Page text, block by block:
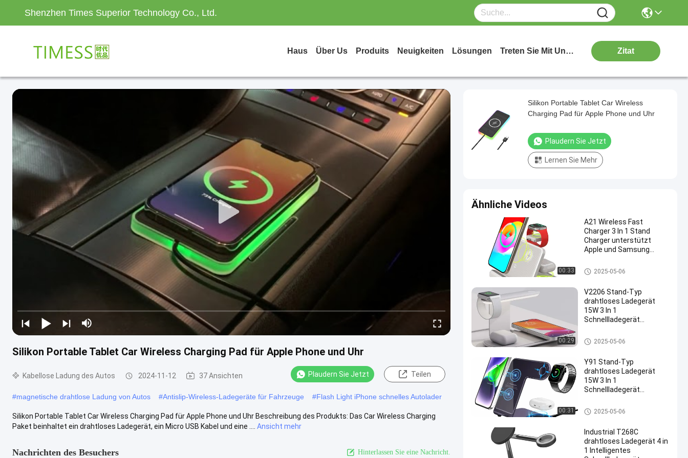
Shenzhen Times Superior Technology Co., Ltd.
Haus Über Us Produits Neuigkeiten Lösungen Treten Sie Mit Uns In Verbindung Zitat
Silikon Portable Tablet Car Wireless Charging Pad für Apple Phone und Uhr
Kabellose Ladung des Autos 2024-11-12 37 Ansichten Plaudern Sie Jetzt Teilen
#magnetische drahtlose Ladung von Autos #Antislip-Wireless-Ladegeräte für Fahrzeuge #Flash Light iPhone schnelles Autolader
Silikon Portable Tablet Car Wireless Charging Pad für Apple Phone und Uhr Beschreibung des Produkts: Das Car Wireless Charging
Paket beinhaltet ein drahtloses Ladegerät, ein Micro USB Kabel und eine ....
Ansicht mehr
Nachrichten des Besuchers Hinterlassen Sie eine Nachricht.
Silikon Portable Tablet Car Wireless
Charging Pad für Apple Phone und Uhr
Plaudern Sie Jetzt
Lernen Sie Mehr
Ähnliche Videos
00:33
A21 Wireless Fast
Charger 3 In 1 Stand
Charger unterstützt
Apple und Samsung
Charger
Kabellose Ladung des Autos
2025-05-06
00:29
V2206 Stand-Typ
drahtloses Ladegerät
15W 3 In 1
Schnellladegerät
Aluminiumlegierung
Schnellladegerät
Kabellose Ladung des Autos
2025-05-06
00:31
Y91 Stand-Typ
drahtloses Ladegerät
15W 3 In 1
Schnellladegerät
Aluminiumlegierung
Schnellladegerät
Kabellose Ladung des Autos
2025-05-06
Industrial T268C
drahtloses Ladegerät 4 in
1 Intelligentes